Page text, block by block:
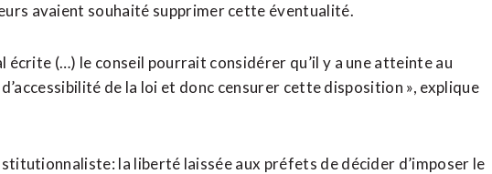
avaient souhaité supprimer cette éventualité.
écrite (…) le conseil pourrait considérer qu’il y a une atteinte au
de la loi et donc censurer cette disposition », explique
la liberté laissée aux préfets de décider d’imposer le